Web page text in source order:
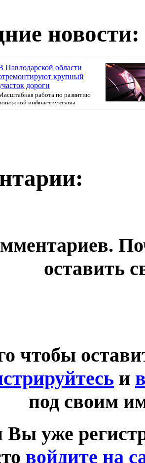
новости:
Павлодарской области
крупный
дороги
работа по развитию
инфраструктуры
оставить
чтобы
и
под своим
Вы уже
войдите на